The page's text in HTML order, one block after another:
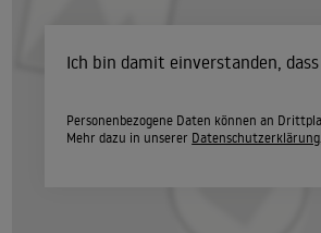
Ich bin damit einverstanden,
Personenbezogene Daten können an
Mehr dazu in unserer Datenschutzerklärung.